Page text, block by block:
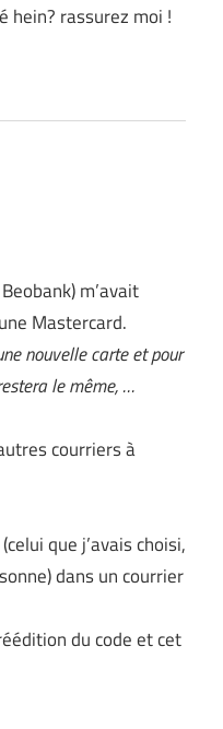
hein? rassurez moi !
m’avait
Mastercard.
nouvelle carte et pour
le même, …
courriers à
que j’avais choisi,
dans un courrier
du code et cet